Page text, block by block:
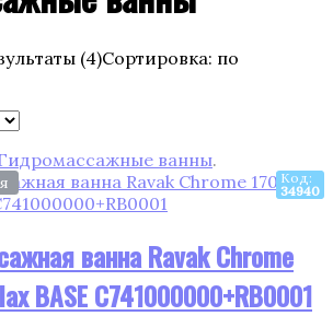
(4)Сортировка: по
ванны.
Код:
34940
ванна Ravak Chrome
BASE C741000000+RB0001